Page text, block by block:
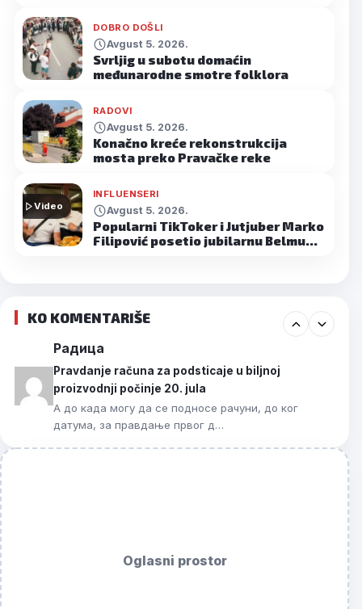
DOBRO DOŠLI
Avgust 5. 2026.
Svrljig u subotu domaćin
međunarodne smotre folklora
RADOVI
Avgust 5. 2026.
Konačno kreće rekonstrukcija
mosta preko Pravačke reke
Video
INFLUENSERI
Avgust 5. 2026.
Popularni TikToker i Jutjuber Marko
Filipović posetio jubilarnu Belmu…
KO KOMENTARIŠE
Радица
Pravdanje računa za podsticaje u biljnoj
proizvodnji počinje 20. jula
А до када могу да се подносе рачуни, до ког
датума, за правдање првог д…
Oglasni prostor